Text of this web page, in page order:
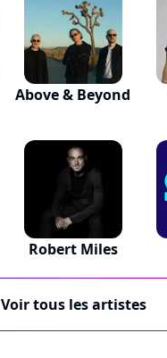
Above & Beyond
Robert Miles
Voir tous les artistes